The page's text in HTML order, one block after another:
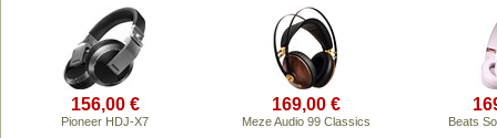
156,00 €
Pioneer HDJ-X7
169,00 €
Meze Audio 99 Classics Beats